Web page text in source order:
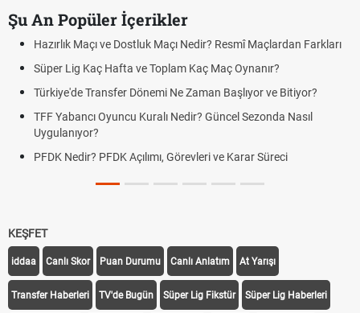
Şu An Popüler İçerikler
Hazırlık Maçı ve Dostluk Maçı Nedir? Resmî Maçlardan Farkları
Süper Lig Kaç Hafta ve Toplam Kaç Maç Oynanır?
Türkiye'de Transfer Dönemi Ne Zaman Başlıyor ve Bitiyor?
TFF Yabancı Oyuncu Kuralı Nedir? Güncel Sezonda Nasıl
Uygulanıyor?
PFDK Nedir? PFDK Açılımı, Görevleri ve Karar Süreci
KEŞFET
iddaa Canlı Skor Puan Durumu Canlı Anlatım At Yarışı
Transfer Haberleri TV'de Bugün Süper Lig Fikstür Süper Lig Haberleri